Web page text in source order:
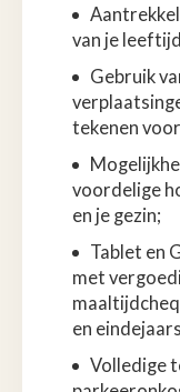
van je
Gebruik
tekenen
voordelige
en je gezin;
Tablet en
met
en
Volledige